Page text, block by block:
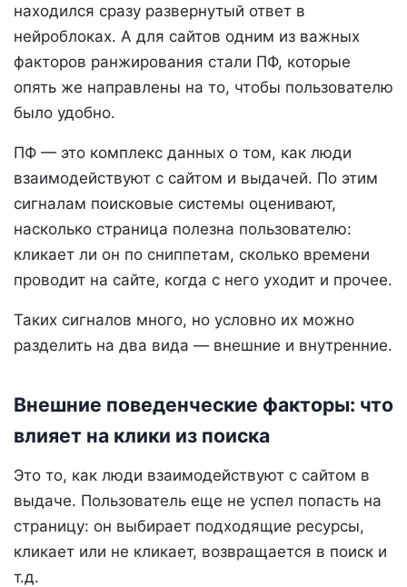
находился сразу развернутый ответ в
нейроблоках. А для сайтов одним из важных
факторов ранжирования стали ПФ, которые
опять же направлены на то, чтобы пользователю
было удобно.
ПФ — это комплекс данных о том, как люди
взаимодействуют с сайтом и выдачей. По этим
сигналам поисковые системы оценивают,
насколько страница полезна пользователю:
кликает ли он по сниппетам, сколько времени
проводит на сайте, когда с него уходит и прочее.
Таких сигналов много, но условно их можно
разделить на два вида — внешние и внутренние.
Внешние поведенческие факторы: что
влияет на клики из поиска
Это то, как люди взаимодействуют с сайтом в
выдаче. Пользователь еще не успел попасть на
страницу: он выбирает подходящие ресурсы,
кликает или не кликает, возвращается в поиск и
т.д.